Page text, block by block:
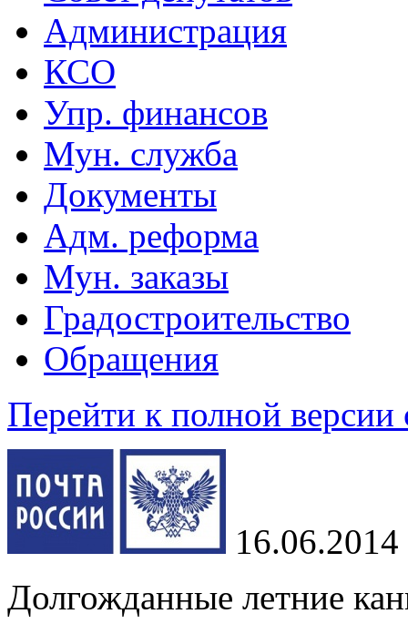
Администрация
КСО
Упр. финансов
Мун. служба
Документы
Адм. реформа
Мун. заказы
Градостроительство
Обращения
Перейти к полной версии
16.06.2014
Долгожданные летние